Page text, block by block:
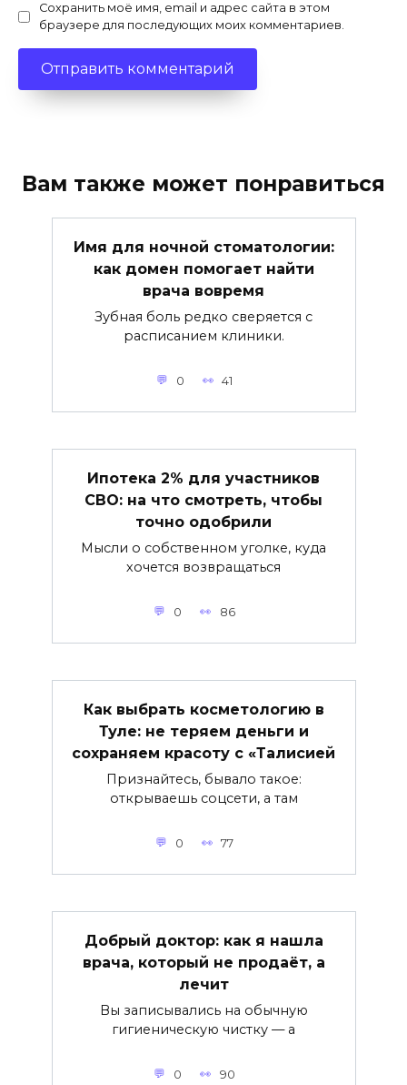
Сохранить моё имя, email и адрес сайта в этом
браузере для последующих моих комментариев.
Вам также может понравиться
Имя для ночной стоматологии:
как домен помогает найти
врача вовремя
Зубная боль редко сверяется с
расписанием клиники.
0 41
Ипотека 2% для участников
СВО: на что смотреть, чтобы
точно одобрили
Мысли о собственном уголке, куда
хочется возвращаться
0 86
Как выбрать косметологию в
Туле: не теряем деньги и
сохраняем красоту с «Талисией
Признайтесь, бывало такое:
открываешь соцсети, а там
0 77
Добрый доктор: как я нашла
врача, который не продаёт, а
лечит
Вы записывались на обычную
гигиеническую чистку — а
0 90